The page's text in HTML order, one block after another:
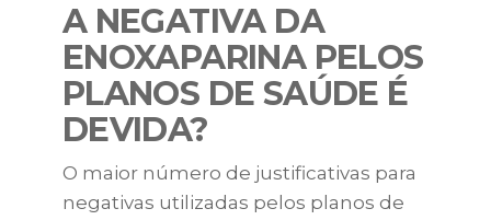
A NEGATIVA DA
ENOXAPARINA PELOS
PLANOS DE SAÚDE É
DEVIDA?
O maior número de justificativas para
negativas utilizadas pelos planos de